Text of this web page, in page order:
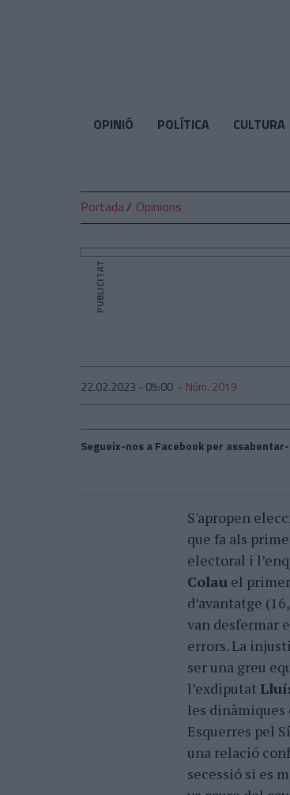
OPINIÓ POLÍTICA CULTURA
Portada Opinions
PUBLICITAT
22.02.2023 - 05:00 Núm. 2019
Segueix-nos a Facebook per
S'apropen
que fa als
electoral i
Colau el
d’avantatge
van desfermar
errors. La
ser una greu
l’exdiputat
les dinàmiques
Esquerres pel
una relació
secessió si es